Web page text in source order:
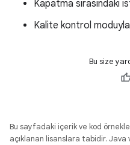
Kapatma sırasındaki
Kalite kontrol
Bu size
Bu sayfadaki içerik ve kod
açıklanan lisanslara tabidir.